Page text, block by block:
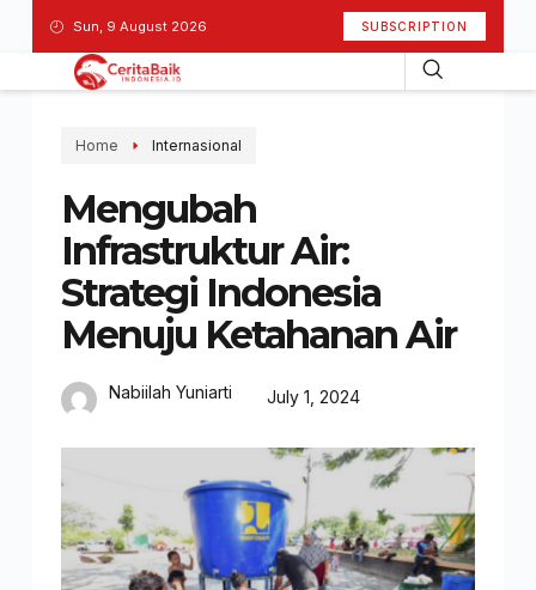
Sun, 9 August 2026 SUBSCRIPTION
Home Internasional
Mengubah
Infrastruktur Air:
Strategi Indonesia
Menuju Ketahanan Air
Nabiilah Yuniarti July 1, 2024